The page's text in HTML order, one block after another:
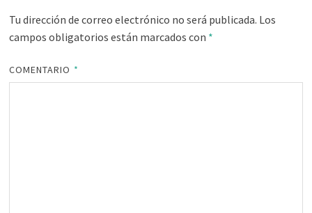
Tu dirección de correo electrónico no será publicada. Los
campos obligatorios están marcados con *
COMENTARIO *